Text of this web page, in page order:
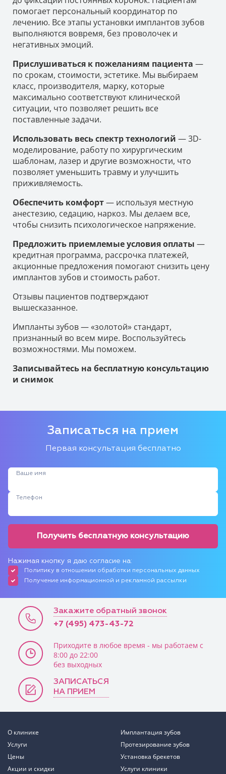
помогает персональный координатор по
лечению. Все этапы установки имплантов зубов
выполняются вовремя, без проволочек и
негативных эмоций.
Прислушиваться к пожеланиям пациента —
по срокам, стоимости, эстетике. Мы выбираем
класс, производителя, марку, которые
максимально соответствуют клинической
ситуации, что позволяет решить все
поставленные задачи.
Использовать весь спектр технологий — 3D-
моделирование, работу по хирургическим
шаблонам, лазер и другие возможности, что
позволяет уменьшить травму и улучшить
приживляемость.
Обеспечить комфорт— используя местную
анестезию, седацию, наркоз. Мы делаем все,
чтобы снизить психологическое напряжение.
Предложить приемлемые условия оплаты —
кредитная программа, рассрочка платежей,
акционные предложения помогают снизить цену
имплантов зубов и стоимость работ.
Отзывы пациентов подтверждают
вышесказанное.
Импланты зубов — «золотой» стандарт,
признанный во всем мире. Воспользуйтесь
возможностями. Мы поможем.
Записывайтесь на бесплатную консультацию
и снимок
Записаться на прием
Первая консультация бесплатно
Ваше имя
Телефон
Получить бесплатную консультацию
Нажимая кнопку я даю согласие на:
Политику в отношении обработки персональных данных
Получение информационной и рекламной рассылки
Закажите обратный звонок
+7 (495) 473-43-72
Приходите в любое время - мы работаем с
8:00 до 22:00
без выходных
ЗАПИСАТЬСЯ
НА ПРИЕМ
О клинике
Услуги
Цены
Акции и скидки
Имплантация зубов
Протезирование зубов
Установка брекетов
Услуги клиники